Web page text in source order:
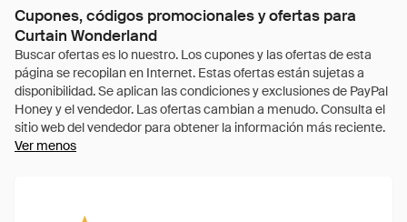
Cupones, códigos promocionales y ofertas para
Curtain Wonderland
Ver menos